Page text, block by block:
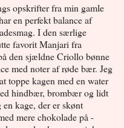
opskrifter fra min gamle
en perfekt balance af
I den særlige
favorit Manjari fra
den sjældne Criollo bønne
med noter af røde bær. Jeg
toppe kagen med en water
hindbær, brombær og lidt
kage, der er skønt
mere chokolade på -